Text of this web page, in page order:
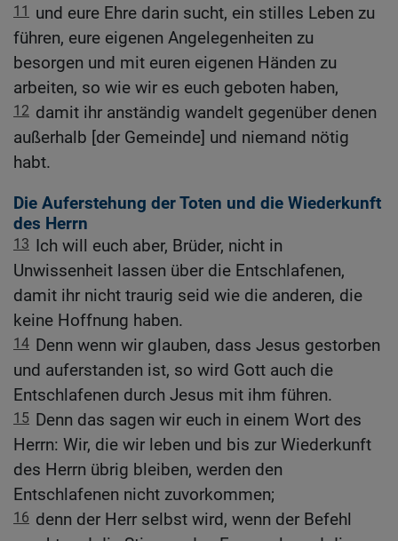
11
und eure Ehre darin sucht, ein stilles Leben zu
führen, eure eigenen Angelegenheiten zu
besorgen und mit euren eigenen Händen zu
arbeiten, so wie wir es euch geboten haben,
12 damit ihr anständig wandelt gegenüber denen
außerhalb [der Gemeinde] und niemand nötig
habt.
Die Auferstehung der Toten und die Wiederkunft
des Herrn
13 Ich will euch aber, Brüder, nicht in
Unwissenheit lassen über die Entschlafenen,
damit ihr nicht traurig seid wie die anderen, die
keine Hoffnung haben.
14 Denn wenn wir glauben, dass Jesus gestorben
und auferstanden ist, so wird Gott auch die
Entschlafenen durch Jesus mit ihm führen.
15 Denn das sagen wir euch in einem Wort des
Herrn: Wir, die wir leben und bis zur Wiederkunft
des Herrn übrig bleiben, werden den
Entschlafenen nicht zuvorkommen;
16 denn der Herr selbst wird, wenn der Befehl